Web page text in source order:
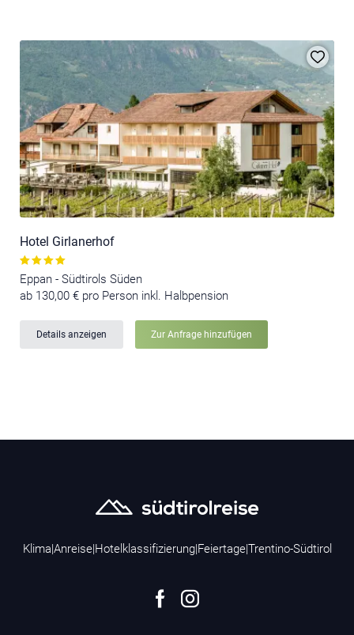
Hotel Girlanerhof
Eppan - Südtirols Süden
ab 130,00 € pro Person inkl. Halbpension
Details anzeigen Zur Anfrage hinzufügen
Klima|Anreise|Hotelklassifizierung|Feiertage|Trentino-Südtirol